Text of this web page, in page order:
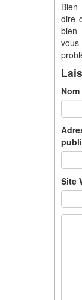
dire
bien
Site